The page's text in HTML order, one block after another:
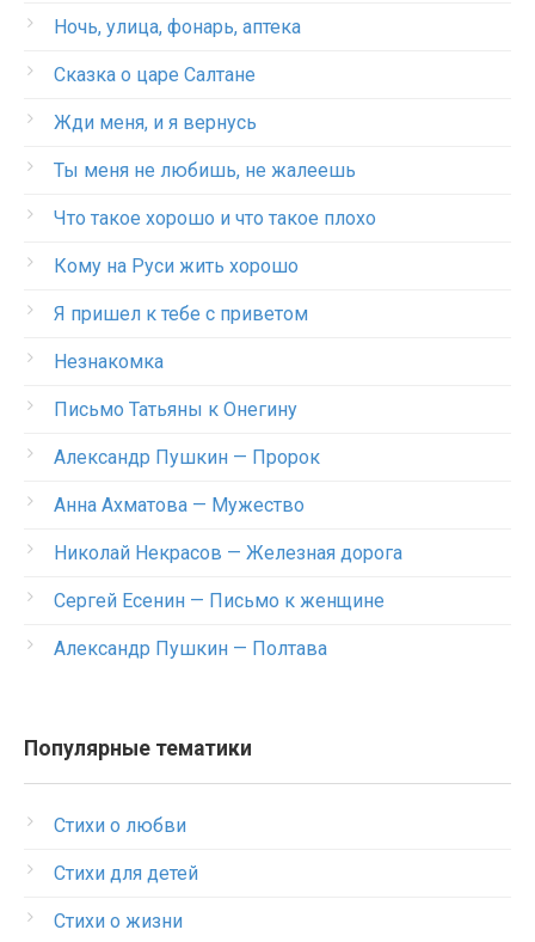
Ночь, улица, фонарь, аптека
Сказка о царе Салтане
Жди меня, и я вернусь
Ты меня не любишь, не жалеешь
Что такое хорошо и что такое плохо
Кому на Руси жить хорошо
Я пришел к тебе с приветом
Незнакомка
Письмо Татьяны к Онегину
Александр Пушкин — Пророк
Анна Ахматова — Мужество
Николай Некрасов — Железная дорога
Сергей Есенин — Письмо к женщине
Александр Пушкин — Полтава
Популярные тематики
Стихи о любви
Стихи для детей
Стихи о жизни